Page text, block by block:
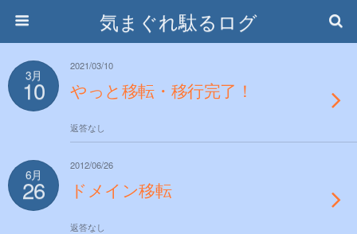
気まぐれ駄るログ
3月
10
2021/03/10
やっと移転・移行完了！
返答なし
6月
26
2012/06/26
ドメイン移転
返答なし